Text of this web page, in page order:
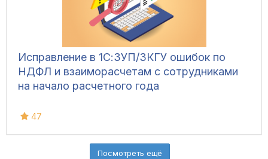
Исправление в 1С:ЗУП/ЗКГУ ошибок по
НДФЛ и взаиморасчетам с сотрудниками
на начало расчетного года
47
Посмотреть ещё